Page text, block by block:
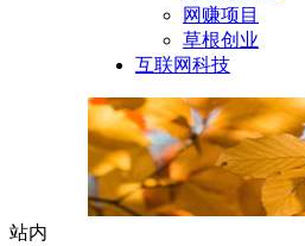
网赚项目
草根创业
互联网科技
站内